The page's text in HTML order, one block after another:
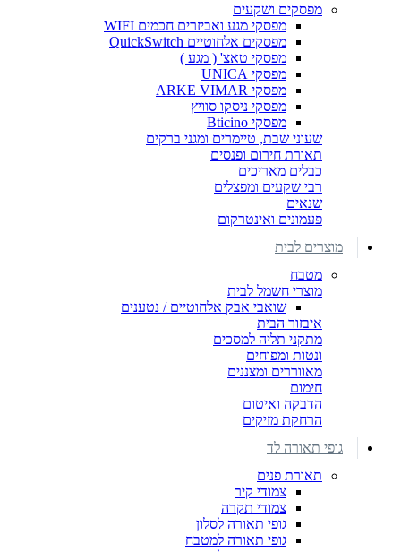
מפסקים ושקעים
מפסקי מגע ואביזרים חכמים WIFI
מפסקים אלחוטיים QuickSwitch
מפסקי טאצ' ( מגע )
מפסקי UNICA
מפסקי ARKE VIMAR
מפסקי ניסקו סוויץ
מפסקי Bticino
שעוני שבת, טיימרים ומגני ברקים
תאורת חירום ופנסים
כבלים מאריכים
רבי שקעים ומפצלים
שנאים
פעמונים ואינטרקום
מוצרים לבית
מטבח
מוצרי חשמל לבית
שואבי אבק אלחוטיים / נטענים
איבזור הבית
מתקני תליה למסכים
ונטות ומפוחים
מאווררים ומצננים
חימום
הדבקה ואיטום
הרחקת מזיקים
גופי תאורה לד
תאורת פנים
צמודי קיר
צמודי תקרה
גופי תאורה לסלון
גופי תאורה למטבח